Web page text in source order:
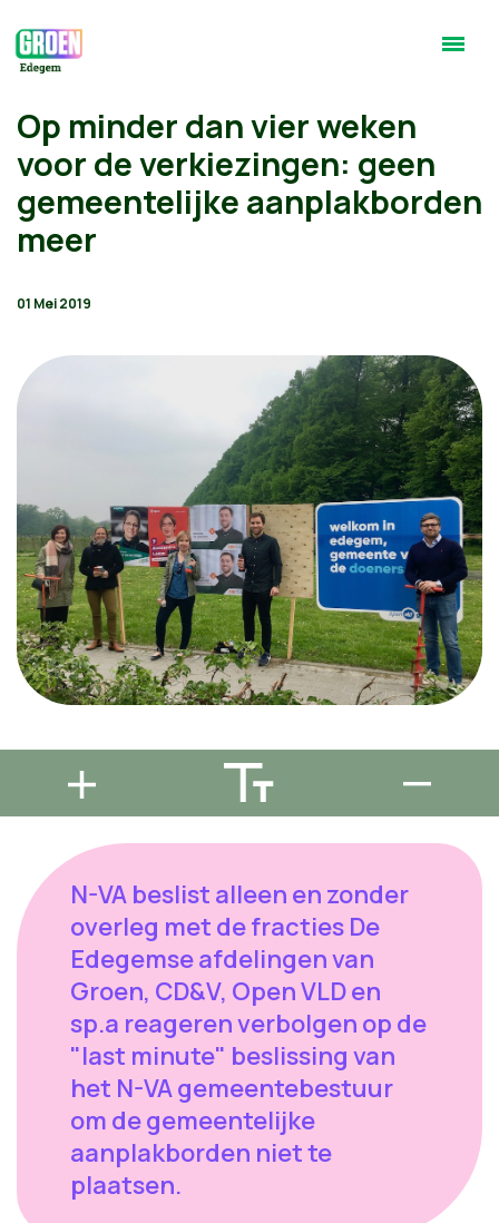
Op minder dan vier weken
voor de verkiezingen: geen
gemeentelijke aanplakborden
meer
01 Mei 2019
N-VA beslist alleen en zonder
overleg met de fracties De
Edegemse afdelingen van
Groen, CD&V, Open VLD en
sp.a reageren verbolgen op de
"last minute" beslissing van
het N-VA gemeentebestuur
om de gemeentelijke
aanplakborden niet te
plaatsen.